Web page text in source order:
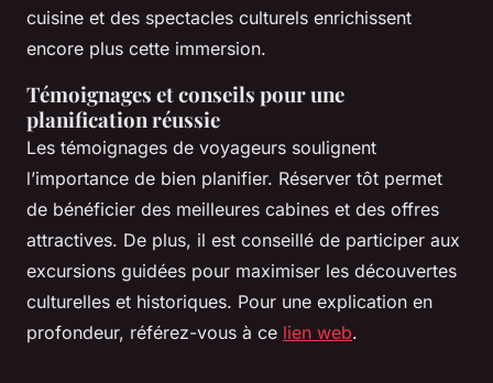
cuisine et des spectacles culturels enrichissent
encore plus cette immersion.
Témoignages et conseils pour une
planification réussie
Les témoignages de voyageurs soulignent
l’importance de bien planifier. Réserver tôt permet
de bénéficier des meilleures cabines et des offres
attractives. De plus, il est conseillé de participer aux
excursions guidées pour maximiser les découvertes
culturelles et historiques. Pour une explication en
profondeur, référez-vous à ce lien web.